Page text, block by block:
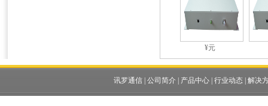
¥元
讯罗通信| 公司简介| 产品中心| 行业动态| 解决